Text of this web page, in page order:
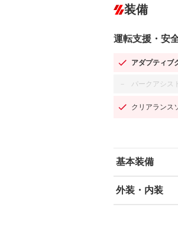
装備
運転支援・安
アダプティブ
－ パークアシス
クリアランス
基本装備
エアバッグ：
外装・内装